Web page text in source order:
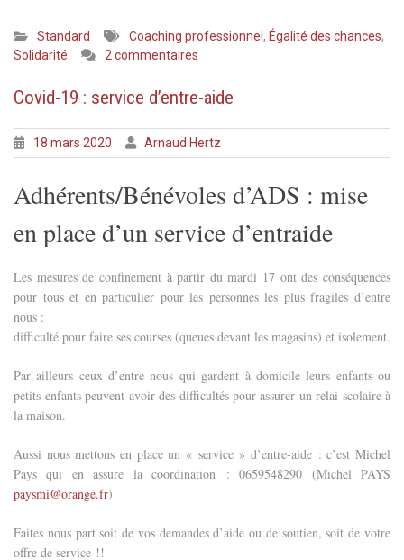
Standard Coaching professionnel , Égalité des chances,
Solidarité
2 commentaires
vers
:
3
signés
en
mars
!
Covid-19 : service d’entre-aide
18 mars 2020 Arnaud Hertz
Adhérents/Bénévoles d’ADS : mise
en place d’un service d’entraide
Les mesures de confinement à partir du mardi 17 ont des conséquences
pour tous et en particulier pour les personnes les plus fragiles d’entre
nous :
difficulté pour faire ses courses (queues devant les magasins) et isolement.
Par ailleurs ceux d’entre nous qui gardent à domicile leurs enfants ou
petits-enfants peuvent avoir des difficultés pour assurer un relai scolaire à
la maison.
Aussi nous mettons en place un « service » d’entre-aide : c’est Michel
Pays qui en assure la coordination : 0659548290 (Michel PAYS
paysmi@orange.fr)
Faites nous part soit de vos demandes d’aide ou de soutien, soit de votre
offre de service !!